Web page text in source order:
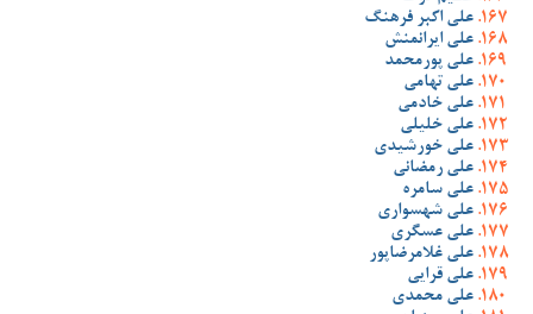
علی اکبر فرهنگ
علی ایرانمنش
علی پورمحمد
علی تهامی
علی خادمی
علی خلیلی
علی خورشیدی
علی رمضانی
علی سامره
علی شهسواری
علی عسگری
علی غلامرضاپور
علی قرایی
علی محمدی